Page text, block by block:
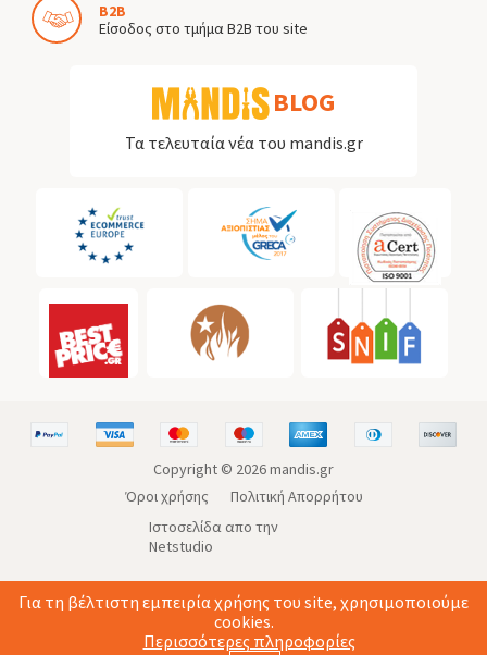
B2B
Είσοδος στο τμήμα B2B του site
BLOG
Τα τελευταία νέα του mandis.gr
Copyright © 2026mandis.gr
Όροι χρήσης
Πολιτική Απορρήτου
Ιστοσελίδα απο την
Netstudio
Για τη βέλτιστη εμπειρία χρήσης του site, χρησιμοποιούμε
cookies.
Περισσότερες πληροφορίες